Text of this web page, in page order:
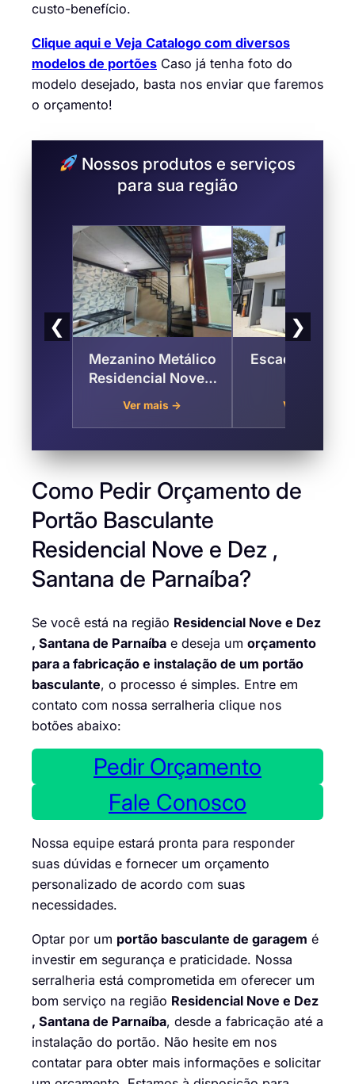
custo-benefício.
Clique aqui e Veja Catalogo com diversos
modelos de portões Caso já tenha foto do
modelo desejado, basta nos enviar que faremos
o orçamento!
Nossos produtos e serviços
para sua região
❮
Mezanino Metálico
Residencial Nove e
Dez – Santana de
Parnaíba
Ver mais →
Escada
Ver mais →
❯
Como Pedir Orçamento de
Portão Basculante
Residencial Nove e Dez ,
Santana de Parnaíba?
Se você está na região Residencial Nove e Dez
, Santana de Parnaíba e deseja um orçamento
para a fabricação e instalação de um portão
basculante, o processo é simples. Entre em
contato com nossa serralheria clique nos
botões abaixo:
Pedir Orçamento
Fale Conosco
Nossa equipe estará pronta para responder
suas dúvidas e fornecer um orçamento
personalizado de acordo com suas
necessidades.
Optar por um portão basculante de garagem é
investir em segurança e praticidade. Nossa
serralheria está comprometida em oferecer um
bom serviço na região Residencial Nove e Dez
, Santana de Parnaíba, desde a fabricação até a
instalação do portão. Não hesite em nos
contatar para obter mais informações e solicitar